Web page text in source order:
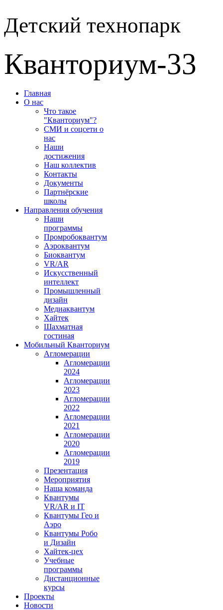
Детский технопарк
Кванториум-33
Главная
О нас
Что такое
"Кванториум"?
СМИ и соцсети о
нас
Наши
достижения
Наш коллектив
Контакты
Документы
Партнёрские
школы
Направления обучения
Наши
программы
Промробоквантум
Аэроквантум
Биоквантум
VR/AR
Искусственный
интеллект
Промышленный
дизайн
Медиаквантум
Хайтек
Шахматная
гостиная
Мобильный Кванториум
Агломерации
Агломерации
2024
Агломерации
2023
Агломерации
2022
Агломерации
2021
Агломерации
2020
Агломерации
2019
Презентация
Мероприятия
Наша команда
Квантумы
VR/AR и IT
Квантумы Гео и
Аэро
Квантумы Робо
и Дизайн
Хайтек-цех
Учебные
программы
Дистанционные
курсы
Проекты
Новости